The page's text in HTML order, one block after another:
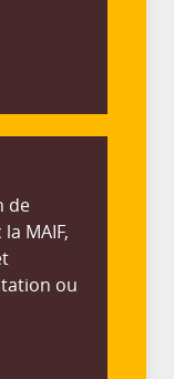
de
MAIF,
ou